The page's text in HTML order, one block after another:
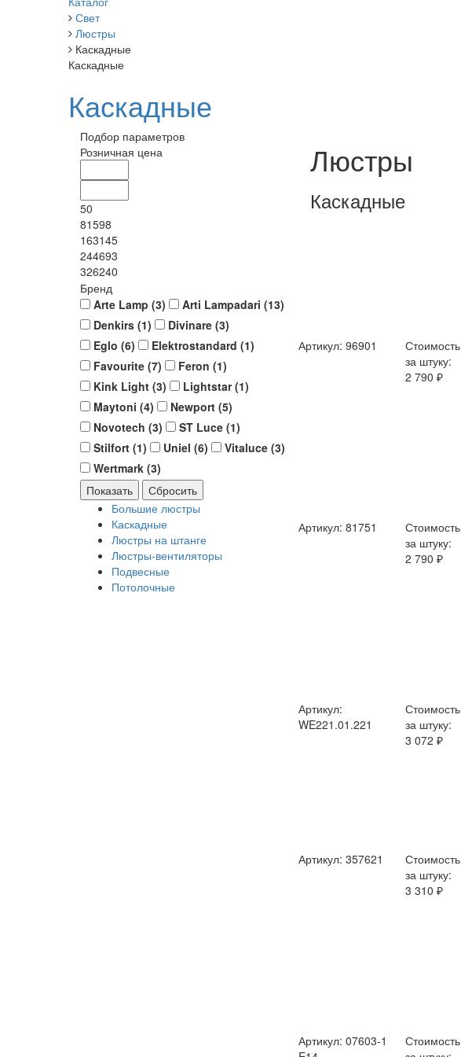
Свет
Люстры
Каскадные
Каскадные
Каскадные
Подбор параметров
Розничная цена
50
81598
163145
244693
326240
Бренд
Arte Lamp (3) Arti Lampadari (13)
Denkirs (1) Divinare (3)
Eglo (6) Elektrostandard (1)
Favourite (7) Feron (1)
Kink Light (3) Lightstar (1)
Maytoni (4) Newport (5)
Novotech (3) ST Luce (1)
Stilfort (1) Uniel (6) Vitaluce (3)
Wertmark (3)
Большие люстры
Каскадные
Люстры на штанге
Люстры-вентиляторы
Подвесные
Потолочные
Люстры
Каскадные
Артикул: 96901
Стоимость
за штуку:
2 790 ₽
Артикул: 81751
Стоимость
за штуку:
2 790 ₽
Артикул:
WE221.01.221
Стоимость
за штуку:
3 072 ₽
Артикул: 357621
Стоимость
за штуку:
3 310 ₽
Артикул: 07603-1
Стоимость